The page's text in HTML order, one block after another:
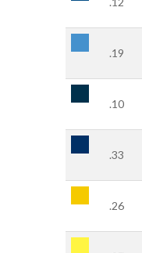
.19
.10
.33
.26